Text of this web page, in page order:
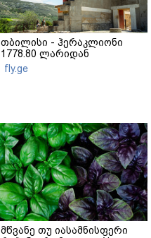
თბილისი - ჰერაკლიონი
1778.80 ლარიდან
fly.ge
მწვანე თუ იასამნისფერი